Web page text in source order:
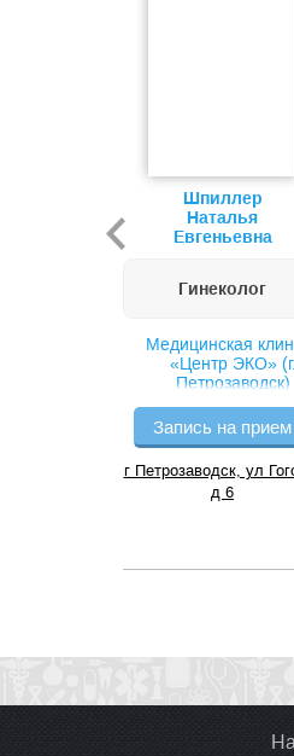
Шпиллер
Наталья
Евгеньевна
Гинеколог
Медицинская
«Центр ЭКО» (г.
Петрозаводск)
Запись на прием
г Петрозаводск, ул
д 6